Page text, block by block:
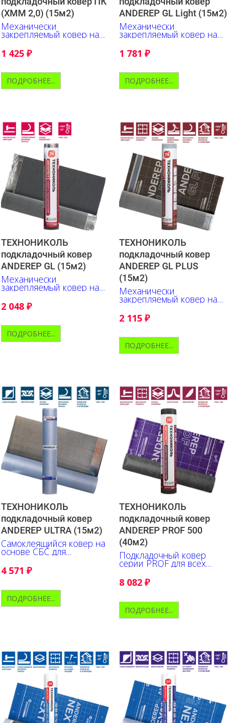
(ХММ 2,0) (15м2)
Механически
закрепляемый ковер на
основе стеклохолста.
Бюджетное решение.
1 425 ₽
ПОДРОБНЕЕ...
ANDEREP GL Light (15м2)
Механически
закрепляемый ковер на
основе стеклохолста.
Верх - полипропилен.
1 781 ₽
ПОДРОБНЕЕ...
ТЕХНОНИКОЛЬ
подкладочный ковер
ANDEREP GL (15м2)
Механически
закрепляемый ковер на
основе стеклохолста
2 048 ₽
ПОДРОБНЕЕ...
ТЕХНОНИКОЛЬ
подкладочный ковер
ANDEREP GL PLUS
(15м2)
Механически
закрепляемый ковер на
основе стеклохолста.
Верх - полипропилен.
2 115 ₽
ПОДРОБНЕЕ...
ТЕХНОНИКОЛЬ
подкладочный ковер
ANDEREP ULTRA (15м2)
Самоклеящийся ковер на
основе СБС для
гидроизоляции мест
наиболее вероятных
протечек
4 571 ₽
ПОДРОБНЕЕ...
ТЕХНОНИКОЛЬ
подкладочный ковер
ANDEREP PROF 500
(40м2)
Подкладочный ковер
серии PROF для всех
типов битумной черепицы
8 082 ₽
ПОДРОБНЕЕ...